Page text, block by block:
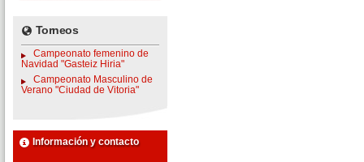
Torneos
Campeonato femenino de
Navidad "Gasteiz Hiria"
Campeonato Masculino de
Verano "Ciudad de Vitoria"
Información y contacto